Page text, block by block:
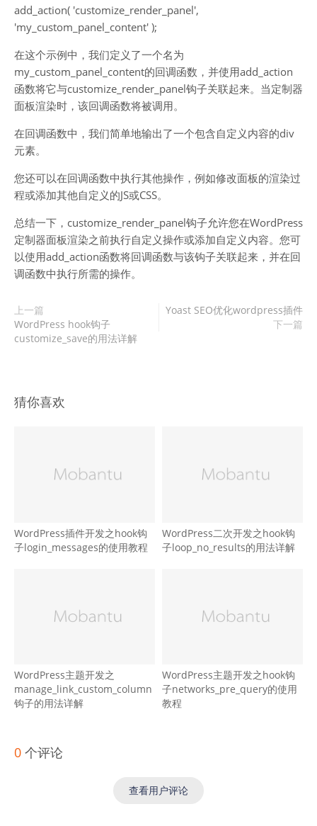
add_action( 'customize_render_panel',
'my_custom_panel_content' );
在这个示例中，我们定义了一个名为
my_custom_panel_content的回调函数，并使用add_action
函数将它与customize_render_panel钩子关联起来。当定制器
面板渲染时，该回调函数将被调用。
在回调函数中，我们简单地输出了一个包含自定义内容的div
元素。
您还可以在回调函数中执行其他操作，例如修改面板的渲染过
程或添加其他自定义的JS或CSS。
总结一下，customize_render_panel钩子允许您在WordPress
定制器面板渲染之前执行自定义操作或添加自定义内容。您可
以使用add_action函数将回调函数与该钩子关联起来，并在回
调函数中执行所需的操作。
上一篇
WordPress hook钩子
customize_save的用法详解
Yoast SEO优化wordpress插件
下一篇
猜你喜欢
WordPress插件开发之hook钩
子login_messages的使用教程
WordPress二次开发之hook钩
子loop_no_results的用法详解
WordPress主题开发之
manage_link_custom_column
钩子的用法详解
WordPress主题开发之hook钩
子networks_pre_query的使用
教程
0 个评论
查看用户评论